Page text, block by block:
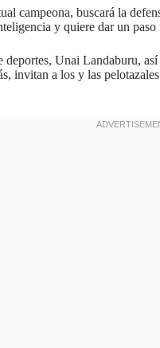
campeona, buscará la
y quiere dar un paso
Unai Landaburu,
invitan a los y las